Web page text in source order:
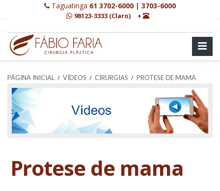
Taguatinga 61 3702-6000 | 3703-6000
98123-3333 (Claro) +
PÁGINA INICIAL / VÍDEOS / CIRURGIAS / PROTESE DE MAMA
Protese de mama